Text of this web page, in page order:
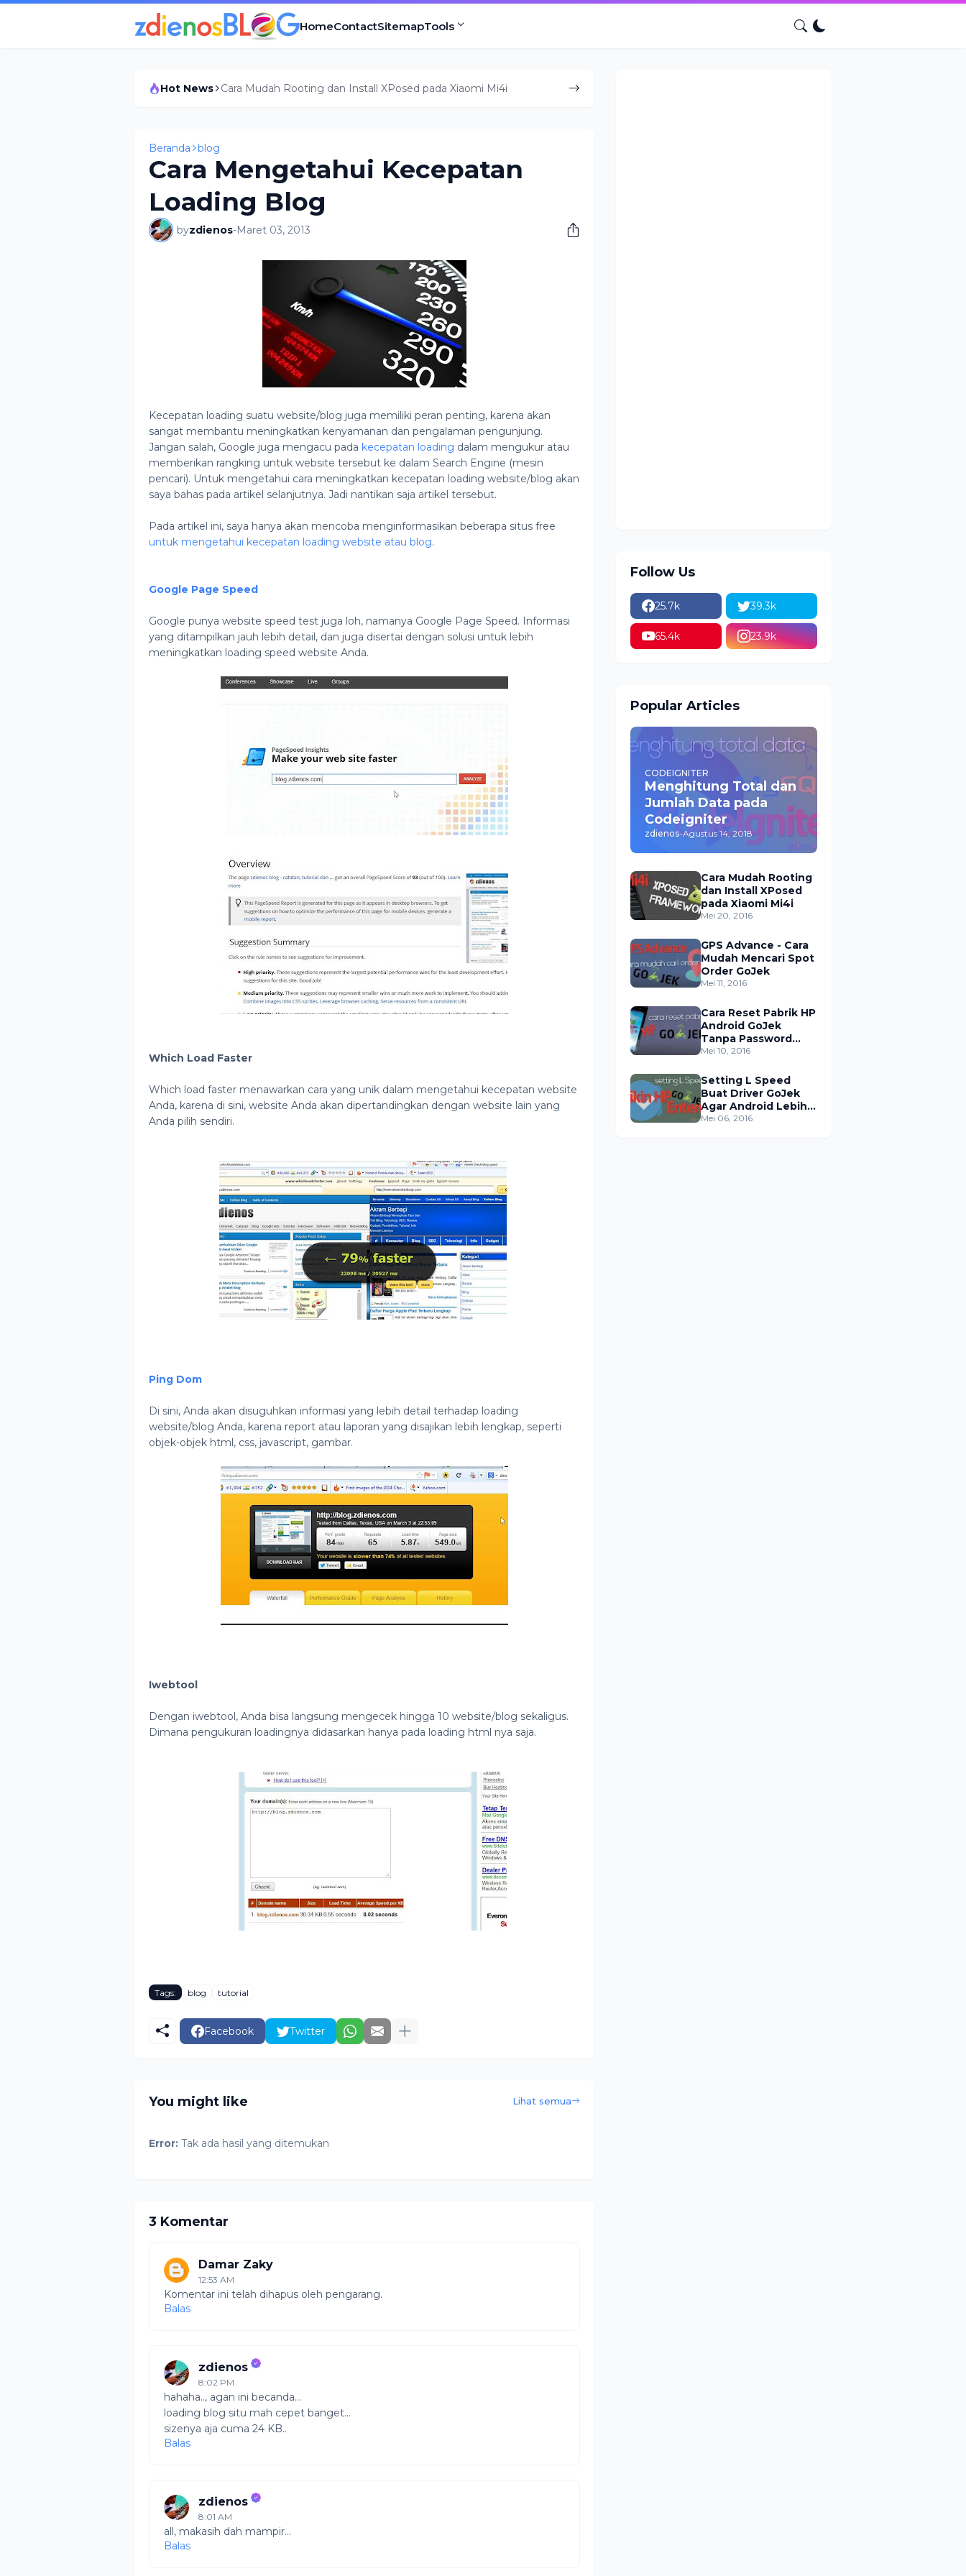
HomeContactSitemapTools
Hot News Cara Mudah Rooting dan Install XPosed pada Xiaomi Mi4i
Beranda blog
Cara Mengetahui Kecepatan
Loading Blog
byzdienos-Maret 03, 2013
Kecepatan loading suatu website/blog juga memiliki peran penting, karena akan
sangat membantu meningkatkan kenyamanan dan pengalaman pengunjung.
Jangan salah, Google juga mengacu pada kecepatan loading dalam mengukur atau
memberikan rangking untuk website tersebut ke dalam Search Engine (mesin
pencari). Untuk mengetahui cara meningkatkan kecepatan loading website/blog akan
saya bahas pada artikel selanjutnya. Jadi nantikan saja artikel tersebut.
Pada artikel ini, saya hanya akan mencoba menginformasikan beberapa situs free
untuk mengetahui kecepatan loading website atau blog.
Google Page Speed
Google punya website speed test juga loh, namanya Google Page Speed. Informasi
yang ditampilkan jauh lebih detail, dan juga disertai dengan solusi untuk lebih
meningkatkan loading speed website Anda.
Which Load Faster
Which load faster menawarkan cara yang unik dalam mengetahui kecepatan website
Anda, karena di sini, website Anda akan dipertandingkan dengan website lain yang
Anda pilih sendiri.
Ping Dom
Di sini, Anda akan disuguhkan informasi yang lebih detail terhadap loading
website/blog Anda, karena report atau laporan yang disajikan lebih lengkap, seperti
objek-objek html, css, javascript, gambar.
Iwebtool
Dengan iwebtool, Anda bisa langsung mengecek hingga 10 website/blog sekaligus.
Dimana pengukuran loadingnya didasarkan hanya pada loading html nya saja.
Tags: blog tutorial
Facebook Twitter
You might like Lihat semua
Error: Tak ada hasil yang ditemukan
3 Komentar
Damar Zaky
12:53 AM
Komentar ini telah dihapus oleh pengarang.
Balas
zdienos
8:02 PM
hahaha.., agan ini becanda...
loading blog situ mah cepet banget...
sizenya aja cuma 24 KB..
Balas
zdienos
8:01 AM
all, makasih dah mampir...
Balas
Follow Us
25.7k 39.3k
65.4k 23.9k
Popular Articles
CODEIGNITER
Menghitung Total dan
Jumlah Data pada
Codeigniter
zdienos-Agustus 14, 2018
Cara Mudah Rooting
dan Install XPosed
pada Xiaomi Mi4i
Mei 20, 2016
GPS Advance - Cara
Mudah Mencari Spot
Order GoJek
Mei 11, 2016
Cara Reset Pabrik HP
Android GoJek
Tanpa Password
Google
Mei 10, 2016
Setting L Speed
Buat Driver GoJek
Agar Android Lebih
Enteng
Mei 06, 2016